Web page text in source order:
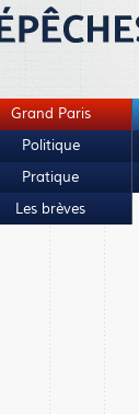
Grand Paris
Politique
Pratique
Les brèves